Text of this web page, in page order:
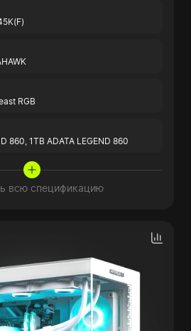
RGB
860, 1TB ADATA LEGEND 860
всю спецификацию